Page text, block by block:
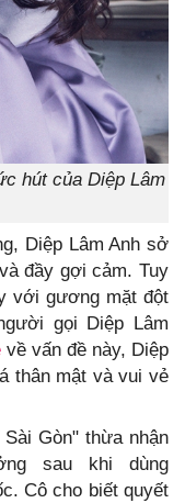
hút của Diệp Lâm
Diệp Lâm Anh sở
đầy gợi cảm. Tuy
với gương mặt đột
gọi Diệp Lâm
về vấn đề này, Diệp
thân mật và vui vẻ
Gòn" thừa nhận
sau khi dùng
Cô cho biết quyết